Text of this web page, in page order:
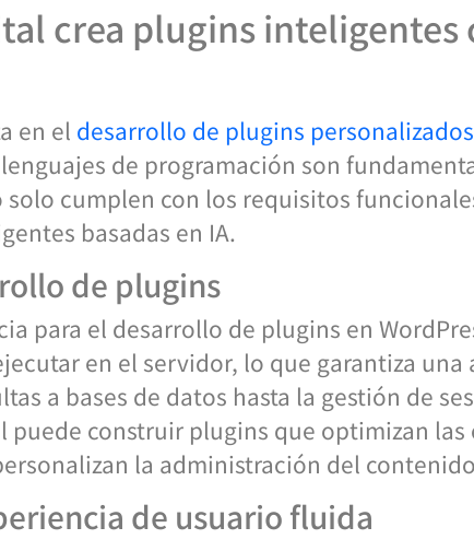
crea plugins inteligentes
en el desarrollo de plugins personalizados
de programación son
cumplen con los requisitos
basadas en IA.
de plugins
para el desarrollo de plugins en
en el servidor, lo que garantiza una
a bases de datos hasta la gestión de
puede construir plugins que optimizan
la administración del
de usuario fluida